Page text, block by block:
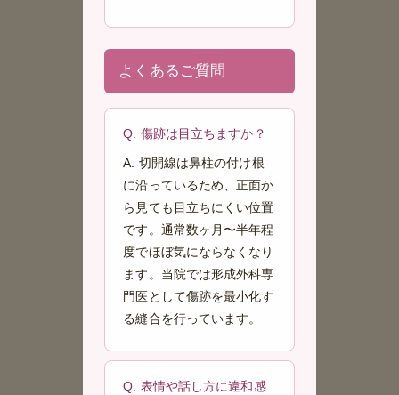
よくあるご質問
Q. 傷跡は目立ちますか？
A. 切開線は鼻柱の付け根
に沿っているため、正面か
ら見ても目立ちにくい位置
です。通常数ヶ月〜半年程
度でほぼ気にならなくなり
ます。当院では形成外科専
門医として傷跡を最小化す
る縫合を行っています。
Q. 表情や話し方に違和感